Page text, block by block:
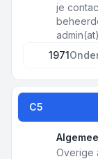
je
1971
C5
Overige